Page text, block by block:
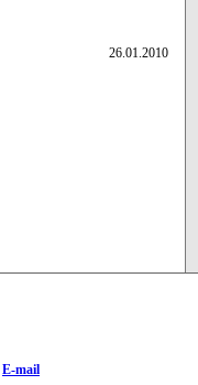
26.01.2010
E-mail